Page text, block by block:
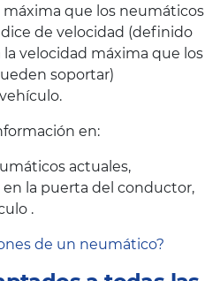
máxima que los neumáticos
de velocidad (definido
velocidad máxima que los
soportar)
en:
actuales,
en la puerta del conductor,
.
de un neumático?